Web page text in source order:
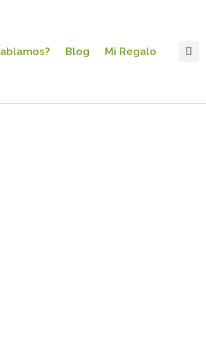
Blog Mi Regalo